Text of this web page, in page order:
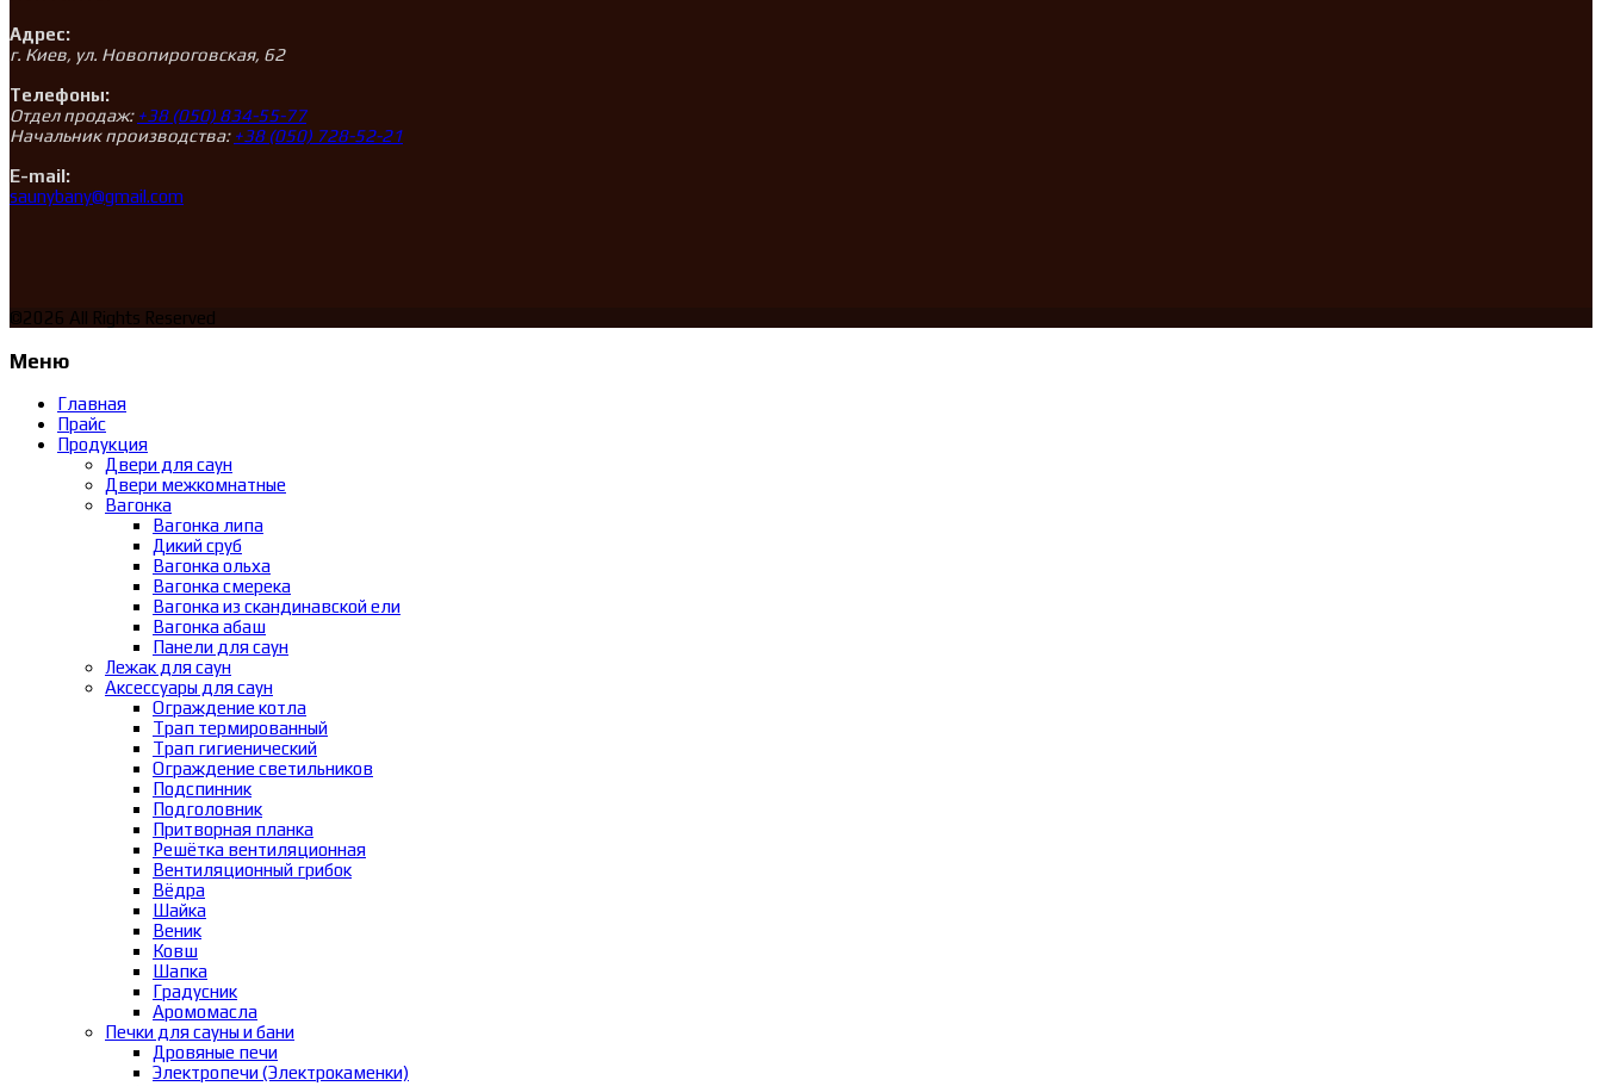
Адрес:
г. Киев, ул. Новопироговская, 62
Телефоны:
Отдел продаж: +38 (050) 834-55-77
Начальник производства: +38 (050) 728-52-21
E-mail:
saunybany@gmail.com
©2026 All Rights Reserved
Меню
Главная
Прайс
Продукция
Двери для саун
Двери межкомнатные
Вагонка
Вагонка липа
Дикий сруб
Вагонка ольха
Вагонка смерека
Вагонка из скандинавской ели
Вагонка абаш
Панели для саун
Лежак для саун
Аксессуары для саун
Ограждение котла
Трап термированный
Трап гигиенический
Ограждение светильников
Подспинник
Подголовник
Притворная планка
Решётка вентиляционная
Вентиляционный грибок
Вёдра
Шайка
Веник
Ковш
Шапка
Градусник
Аромомасла
Печки для сауны и бани
Дровяные печи
Электропечи (Электрокаменки)